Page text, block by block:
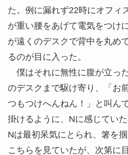
た。例に漏れず22時にオフィ
が重い腰をあげて電気をつけ
が遠くのデスクで背中を丸め
るのが目に入った。
僕はそれに無性に腹が立っ
のデスクまで駆け寄り、「お
つもつけへんねん！」と叫ん
掛けるように、Nに感じていた
Nは最初呆気にとられ、箸を
こちらを見ていたが、次第に